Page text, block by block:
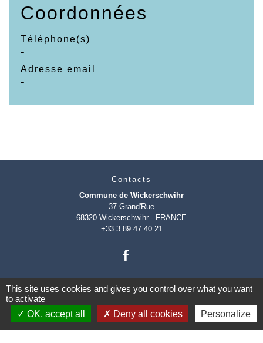
Coordonnées
Téléphone(s)
-
Adresse email
-
Contacts
Commune de Wickerschwihr
37 Grand'Rue
68320 Wickerschwihr - FRANCE
+33 3 89 47 40 21
Mentions légales - Politique de confidentialité -
Accessibilité - Plan du site - Gestion des cookies
This site uses cookies and gives you control over what you want
to activate
OK, accept all
Deny all cookies Personalize